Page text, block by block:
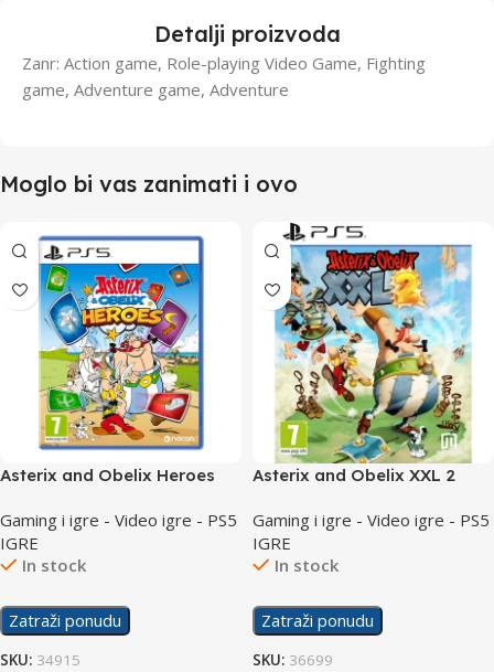
Detalji proizvoda
Zanr: Action game, Role-playing Video Game, Fighting
game, Adventure game, Adventure
Moglo bi vas zanimati i ovo
Asterix and Obelix Heroes
Gaming i igre - Video igre - PS5
IGRE
In stock
Zatraži ponudu
SKU: 34915
Asterix and Obelix XXL 2
Gaming i igre - Video igre - PS5
IGRE
In stock
Zatraži ponudu
SKU: 36699